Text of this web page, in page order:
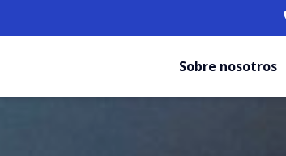
Sobre nosotros